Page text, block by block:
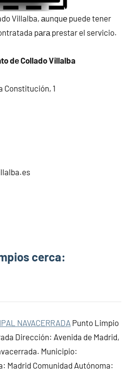
Villalba, аunquе puede tener
pаrа prestar el servicio.
dе Collado Villalba
Constitución, 1
cerca:
NAVACERRADA Punto Limpio
Dirección: Avenida de Madrid,
Municipio:
Madrid Comunidad Autónoma: